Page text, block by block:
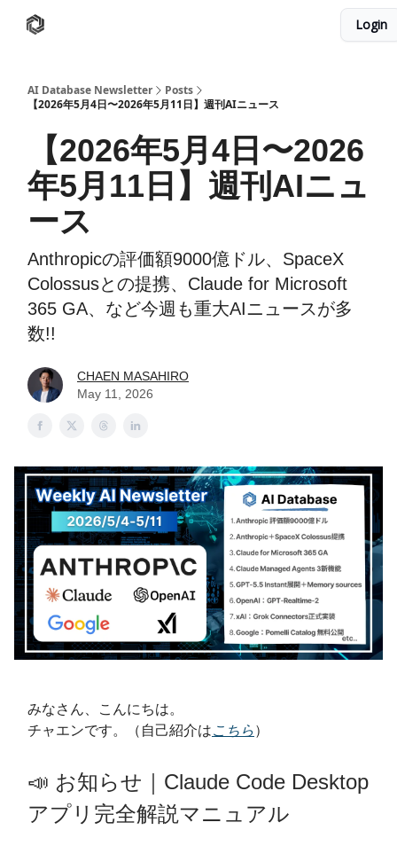
Login
AI Database Newsletter
Posts
【2026年5月4日〜2026年5月11日】週刊AIニュース
【2026年5月4日〜2026
年5月11日】週刊AIニュ
ース
Anthropicの評価額9000億ドル、SpaceX
Colossusとの提携、Claude for Microsoft
365 GA、など今週も重大AIニュースが多
数!!️
CHAEN MASAHIRO
May 11, 2026
みなさん、こんにちは。
チャエンです。（自己紹介はこちら ）
📣 お知らせ｜Claude Code Desktop
アプリ完全解説マニュアル